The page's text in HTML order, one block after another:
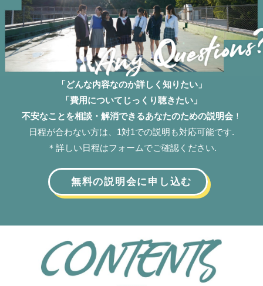
「どんな内容なのか詳しく知りたい」
「費用についてじっくり聴きたい」
不安なことを相談・解消できるあなたのための説明会！
日程が合わない方は、1対1での説明も対応可能です.
＊詳しい日程はフォームでご確認ください.
無料の説明会に申し込む